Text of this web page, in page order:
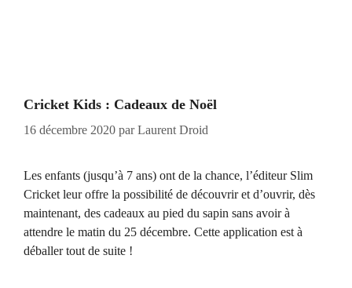
Cricket Kids : Cadeaux de Noël
16 décembre 2020 parLaurent Droid
Les enfants (jusqu’à 7 ans) ont de la chance, l’éditeur Slim
Cricket leur offre la possibilité de découvrir et d’ouvrir, dès
maintenant, des cadeaux au pied du sapin sans avoir à
attendre le matin du 25 décembre. Cette application est à
déballer tout de suite !